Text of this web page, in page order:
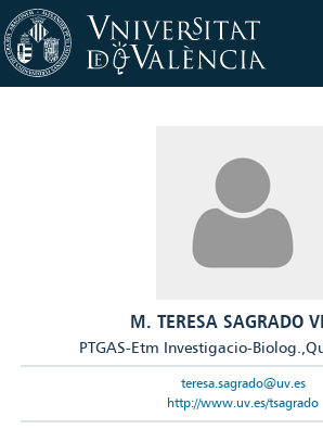
M. TERESA SAGRADO
PTGAS-Etm Investigacio-
teresa.sagrado@uv.es
http://www.uv.es/tsagrado